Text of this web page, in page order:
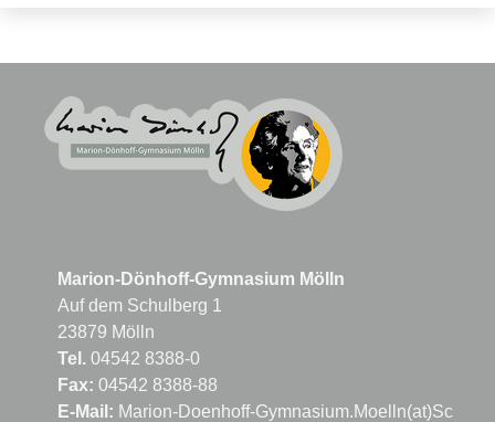
Marion-Dönhoff-Gymnasium Mölln
Auf dem Schulberg 1
23879 Mölln
Tel. 04542 8388-0
Fax: 04542 8388-88
E-Mail: Marion-Doenhoff-